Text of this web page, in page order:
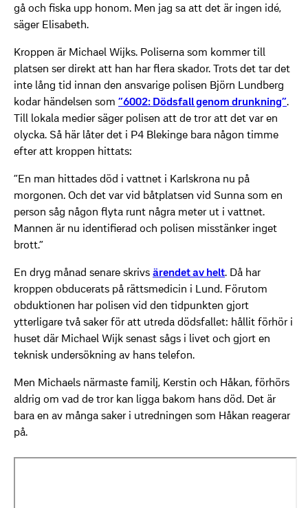
gå och fiska upp honom. Men jag sa att det är ingen idé,
säger Elisabeth.
Kroppen är Michael Wijks. Poliserna som kommer till
platsen ser direkt att han har flera skador. Trots det tar det
inte lång tid innan den ansvarige polisen Björn Lundberg
kodar händelsen som ”6002: Dödsfall genom drunkning”.
Till lokala medier säger polisen att de tror att det var en
olycka. Så här låter det i P4 Blekinge bara någon timme
efter att kroppen hittats:
”En man hittades död i vattnet i Karlskrona nu på
morgonen. Och det var vid båtplatsen vid Sunna som en
person såg någon flyta runt några meter ut i vattnet.
Mannen är nu identifierad och polisen misstänker inget
brott.”
En dryg månad senare skrivs ärendet av helt. Då har
kroppen obducerats på rättsmedicin i Lund. Förutom
obduktionen har polisen vid den tidpunkten gjort
ytterligare två saker för att utreda dödsfallet: hållit förhör i
huset där Michael Wijk senast sågs i livet och gjort en
teknisk undersökning av hans telefon.
Men Michaels närmaste familj, Kerstin och Håkan, förhörs
aldrig om vad de tror kan ligga bakom hans död. Det är
bara en av många saker i utredningen som Håkan reagerar
på.